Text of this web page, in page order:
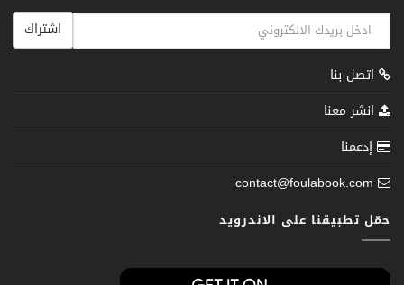
اشتراك
اتصل بنا
انشر معنا
إدعمنا
contact@foulabook.com
حمّل تطبيقنا على الاندرويد